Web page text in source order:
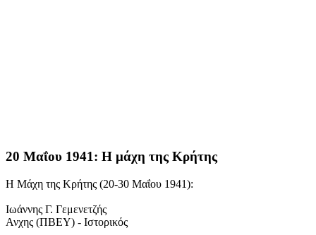
20 Μαΐου 1941: Η μάχη της Κρήτης
Η Μάχη της Κρήτης (20-30 Μαΐου 1941):
Ιωάννης Γ. Γεμενετζής
Ανχης (ΠΒΕΥ) - Ιστορικός